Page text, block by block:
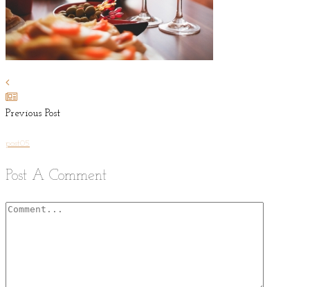
Previous Post
post05
Post A Comment